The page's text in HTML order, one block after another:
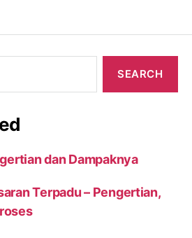
dan Dampaknya
Terpadu – Pengertian,